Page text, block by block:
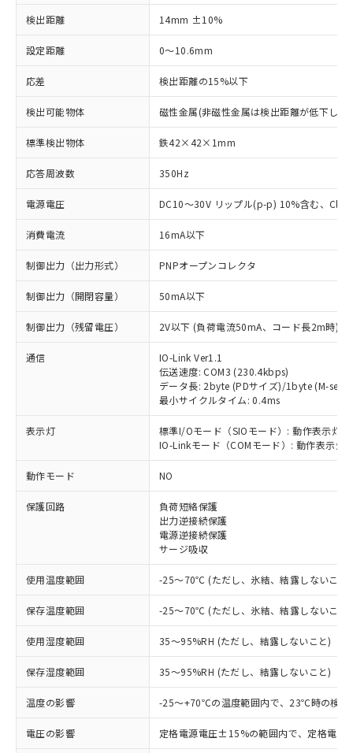
検出距離 14mm ±10%
設定距離 0～10.6mm
応差 検出距離の15%以下
検出可能物体 磁性金属(非磁性金属は検出距離が低下しま
標準検出物体 鉄42×42×1mm
応答周波数 350Hz
電源電圧 DC10～30V リップル(p-p) 10%含む、
消費電流 16mA以下
制御出力（出力形式） PNPオープンコレクタ
制御出力（開閉容量） 50mA以下
制御出力（残留電圧） 2V以下 (負荷電流50mA、コード長2m時)
通信
IO-Link Ver1.1
伝送速度: COM3 (230.4kbps)
データ長: 2byte (PDサイズ)/1byte (M-
最小サイクルタイム: 0.4ms
表示灯
標準I/Oモード（SIOモード）: 動作表示灯(
IO-Linkモード（COMモード）: 動作表示
動作モード NO
保護回路
負荷短絡保護
出力逆接続保護
電源逆接続保護
サージ吸収
使用温度範囲 -25～70℃ (ただし、氷結、結露しないこと)
保存温度範囲 -25～70℃ (ただし、氷結、結露しないこと)
使用湿度範囲 35～95%RH (ただし、結露しないこと)
保存湿度範囲 35～95%RH (ただし、結露しないこと)
温度の影響 -25～+70℃の温度範囲内で、23℃時の検
電圧の影響 定格電源電圧±15%の範囲内で、定格電
ご利用条件
以下の条件をお読みいただき、同意のうえ
ご利用ください。
本サービスは、当社制御機器事業取扱
商品の当社在庫状況および標準価格
(税抜)を提供させていただくもので
当社制御機器事業取扱商品の中には、
本サービスの対象外となる商品もある
ことをご了承ください。
対応済み：EU RoHS指令（10物質）の
非含有に対応した製品が提供可能な商品で
対応予定：EU RoHS指令（10物質）の非含
有に対応した製品に切り替える予定のある
商品です。
対応予定なし：EU RoHS指令（10物質）の
非含有に非対応の商品で、対応品を出す予
定はありません。
調査・確認中：EU RoHS指令（10物質）の
非含有の対応状況を調査中または確認中の
商品です。
非該当品：ライセンス料など無形物で、有
害物質有無と関係のない商品です。
いたものが、含有品と判明した場合などや
※1 中国RoHS○×表
「○」：最大均質材料含有率が中国RoHSの
基準値以下であることを示します。
「×」：最大均質材料含有率が中国RoHSの
基準値を超えていることを示します。